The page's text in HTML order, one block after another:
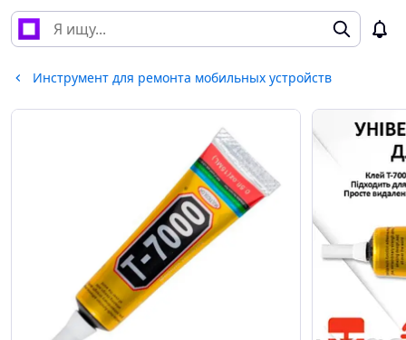
Инструмент для ремонта мобильных устройств